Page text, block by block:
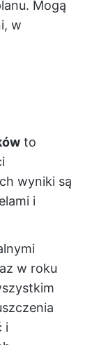
Mogą
w
to
wyniki są
i
w roku
i